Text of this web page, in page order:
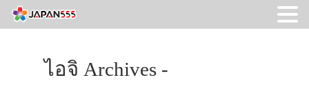
ไอจิ Archives -